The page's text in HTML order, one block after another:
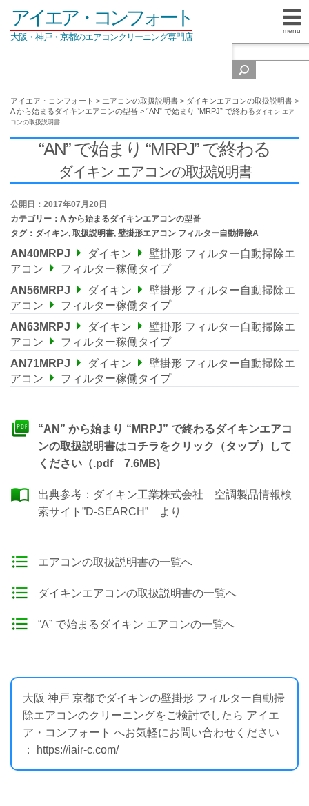
menu
アイエア・コンフォート
大阪・神戸・京都のエアコンクリーニング専門店
アイエア・コンフォート > エアコンの取扱説明書 > ダイキンエアコンの取扱説明書 >
A から始まるダイキンエアコンの型番 > “AN” で始まり “MRPJ” で終わる ダイキン エア
コンの取扱説明書
“AN” で始まり “MRPJ” で終わる
ダイキン エアコンの取扱説明書
公開日：2017年07月20日
カテゴリー： A から始まるダイキンエアコンの型番
タグ： ダイキン, 取扱説明書, 壁掛形エアコン フィルター自動掃除A
AN40MRPJ ダイキン
壁掛形 フィルター自動掃除エ
アコン
フィルター稼働タイプ
AN56MRPJ
ダイキン
壁掛形 フィルター自動掃除エ
アコン
フィルター稼働タイプ
AN63MRPJ
ダイキン
壁掛形 フィルター自動掃除エ
アコン
フィルター稼働タイプ
AN71MRPJ
ダイキン
壁掛形 フィルター自動掃除エ
アコン
フィルター稼働タイプ
“AN” から始まり “MRPJ” で終わるダイキンエアコ
ンの取扱説明書はコチラをクリック（タップ）して
ください（.pdf 7.6MB)
出典参考： ダイキン工業株式会社 空調製品情報検
索サイト”D-SEARCH” より
エアコンの取扱説明書の一覧へ
ダイキンエアコンの取扱説明書の一覧へ
“A” で始まるダイキン エアコンの一覧へ
大阪 神戸 京都でダイキンの壁掛形 フィルター自動掃
除エアコンのクリーニングをご検討でしたら アイエ
ア・コンフォート へお気軽にお問い合わせください
： https://iair-c.com/